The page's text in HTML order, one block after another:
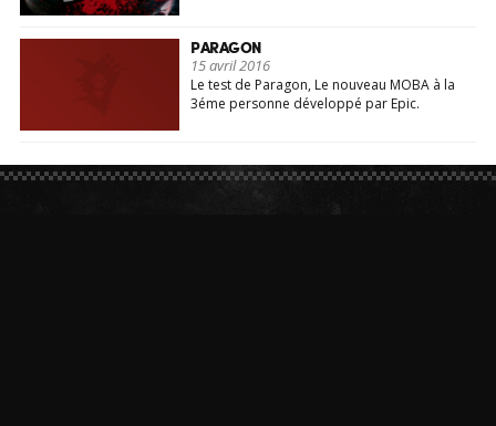
PARAGON
15 avril 2016
Le test de Paragon, Le nouveau MOBA à la
3éme personne développé par Epic.